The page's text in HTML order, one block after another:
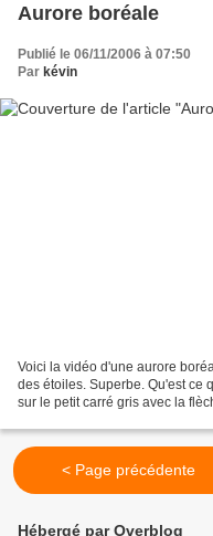
Aurore boréale
Publié le 06/11/2006 à 07:50
Par kévin
Voici la vidéo d'une aurore
des étoiles. Superbe. Qu'est ce
sur le petit carré gris avec la
< Page précédente
Hébergé par Overblog